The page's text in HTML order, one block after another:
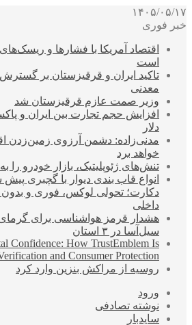
۱۴۰۵/۰۵/۱۷
خبر فوری
اقتصاد آمریکا با فشارها و
است
تاکید ایران و قرقیزستان بر
معدنی
وزیر صمت عازم قرقیزستان شد
دلار
مدنی‌زاده: دشمن آرزوی زمین‌زدن
خواهد برد
تنش‌های ژئوپلیتیک، بازار خودرو را
انواع قاب بندی دیوار با گچبری پیش
دکارت؛ تحولی لوکس، فوری و
داخلی
سیل‌آسا در ۳ استان
Confidence: How TrustEmblem Is
and Consumer Protection
روسیه از مراکش بنزین وارد کرد
ورود
نوشته تصادفی
سایدبار